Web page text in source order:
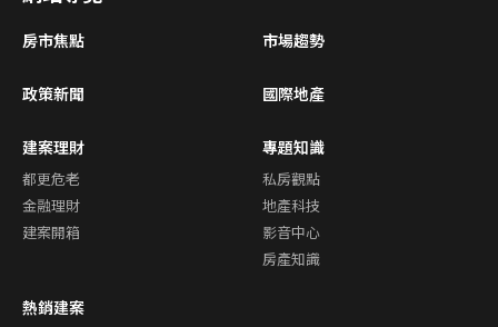
房市焦點 市場趨勢
政策新聞 國際地產
建案理財
都更危老
金融理財
建案開箱
專題知識
私房觀點
地產科技
影音中心
房產知識
熱銷建案